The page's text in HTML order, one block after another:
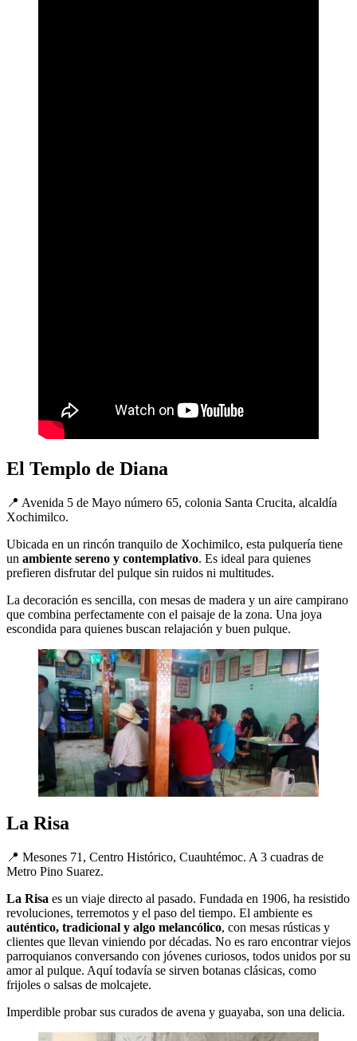
El Templo de Diana
📍 Avenida 5 de Mayo número 65, colonia Santa Crucita, alcaldía
Xochimilco.
Ubicada en un rincón tranquilo de Xochimilco, esta pulquería tiene
un ambiente sereno y contemplativo. Es ideal para quienes
prefieren disfrutar del pulque sin ruidos ni multitudes.
La decoración es sencilla, con mesas de madera y un aire campirano
que combina perfectamente con el paisaje de la zona. Una joya
escondida para quienes buscan relajación y buen pulque.
La Risa
📍 Mesones 71, Centro Histórico, Cuauhtémoc. A 3 cuadras de
Metro Pino Suarez.
La Risa es un viaje directo al pasado. Fundada en 1906, ha resistido
revoluciones, terremotos y el paso del tiempo. El ambiente es
auténtico, tradicional y algo melancólico, con mesas rústicas y
clientes que llevan viniendo por décadas. No es raro encontrar viejos
parroquianos conversando con jóvenes curiosos, todos unidos por su
amor al pulque. Aquí todavía se sirven botanas clásicas, como
frijoles o salsas de molcajete.
Imperdible probar sus curados de avena y guayaba, son una delicia.